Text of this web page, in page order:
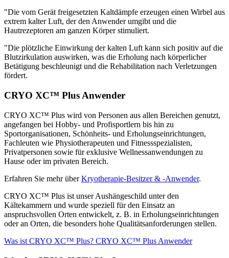
"Die vom Gerät freigesetzten Kaltdämpfe erzeugen einen Wirbel aus
extrem kalter Luft, der den Anwender umgibt und die
Hautrezeptoren am ganzen Körper stimuliert.
"Die plötzliche Einwirkung der kalten Luft kann sich positiv auf die
Blutzirkulation auswirken, was die Erholung nach körperlicher
Betätigung beschleunigt und die Rehabilitation nach Verletzungen
fördert.
CRYO XC™ Plus Anwender
CRYO XC™ Plus wird von Personen aus allen Bereichen genutzt,
angefangen bei Hobby- und Profisportlern bis hin zu
Sportorganisationen, Schönheits- und Erholungseinrichtungen,
Fachleuten wie Physiotherapeuten und Fitnessspezialisten,
Privatpersonen sowie für exklusive Wellnessanwendungen zu
Hause oder im privaten Bereich.
Erfahren Sie mehr überKryotherapie-Besitzer & -Anwender.
CRYO XC™ Plus ist unser Aushängeschild unter den
Kältekammern und wurde speziell für den Einsatz an
anspruchsvollen Orten entwickelt, z. B. in Erholungseinrichtungen
oder an Orten, die besonders hohe Qualitätsanforderungen stellen.
Was ist CRYO XC™ Plus? CRYO XC™ Plus Anwender